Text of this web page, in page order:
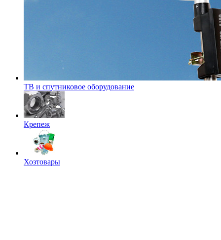
ТВ и спутниковое оборудование
Крепеж
Хозтовары